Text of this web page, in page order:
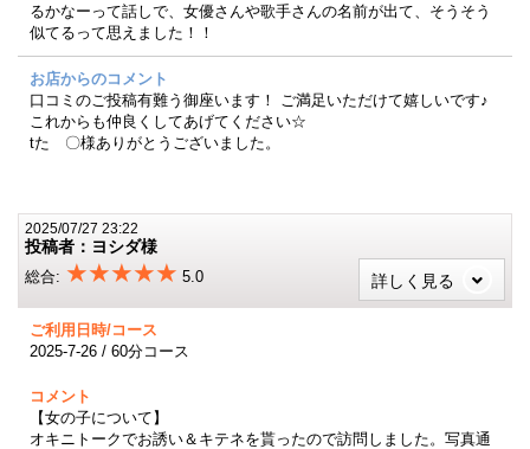
るかなーって話しで、女優さんや歌手さんの名前が出て、そうそう
似てるって思えました！！
お店からのコメント
口コミのご投稿有難う御座います！ ご満足いただけて嬉しいです♪
これからも仲良くしてあげてください☆
tた 〇様ありがとうございました。
2025/07/27 23:22
投稿者：ヨシダ様
総合: ★★★★★ 5.0 詳しく見る
ご利用日時/コース
2025-7-26 / 60分コース
コメント
【女の子について】
オキニトークでお誘い＆キテネを貰ったので訪問しました。写真通